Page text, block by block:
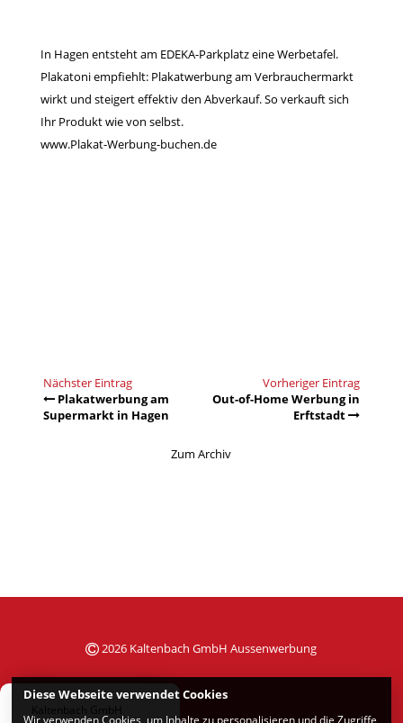
In Hagen entsteht am EDEKA-Parkplatz eine Werbetafel.
Plakatoni empfiehlt: Plakatwerbung am Verbrauchermarkt
wirkt und steigert effektiv den Abverkauf. So verkauft sich
Ihr Produkt wie von selbst.
www.Plakat-Werbung-buchen.de
Nächster Eintrag
Plakatwerbung am
Supermarkt in Hagen
Vorheriger Eintrag
Out-of-Home Werbung in
Erftstadt
Zum Archiv
2026 Kaltenbach GmbH Aussenwerbung
Kaltenbach GmbH
Diese Webseite verwendet Cookies
Wir verwenden Cookies, um Inhalte zu personalisieren und die Zugriffe